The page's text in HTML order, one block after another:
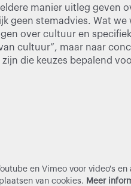
manier uitleg geven
geen stemadvies. Wat
over cultuur en
cultuur”, maar naar
die keuzes bepalend
en Vimeo voor video's
van cookies. Meer